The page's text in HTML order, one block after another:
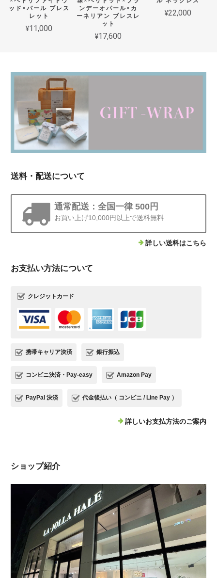
ッド×パール ブレス
レット
¥11,000
ンデーオパール×カ
ーネリアン ブレスレ
ット
¥17,600
¥22,000
送料・配送について
通常配送：全国一律 500円
お買い上げ10,000円以上で送料無料
詳しい送料はこちら
お支払い方法について
クレジットカード
携帯キャリア決済 銀行振込
コンビニ決済・Pay-easy Amazon Pay
PayPal 決済 代金後払い（ コンビニ / Line Pay ）
詳しいお支払方法のご案内
ショップ紹介